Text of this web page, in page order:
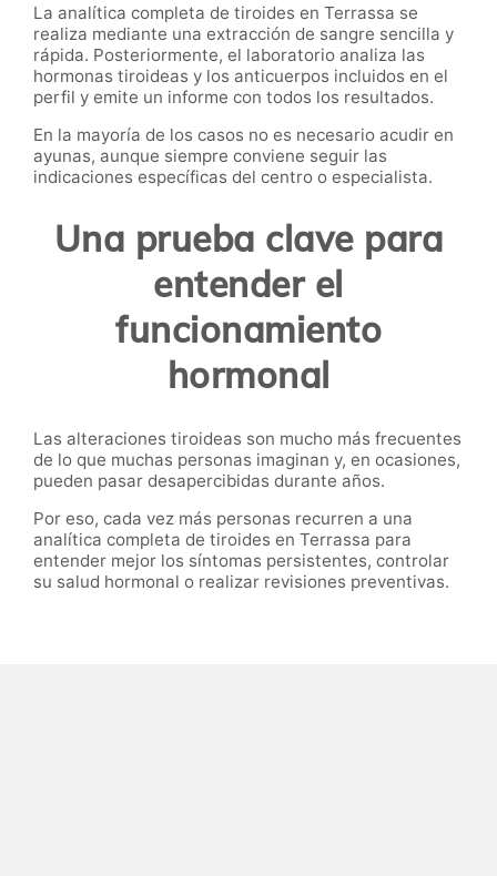
La analítica completa de tiroides en Terrassa se
realiza mediante una extracción de sangre sencilla y
rápida. Posteriormente, el laboratorio analiza las
hormonas tiroideas y los anticuerpos incluidos en el
perfil y emite un informe con todos los resultados.
En la mayoría de los casos no es necesario acudir en
ayunas, aunque siempre conviene seguir las
indicaciones específicas del centro o especialista.
Una prueba clave para
entender el
funcionamiento
hormonal
Las alteraciones tiroideas son mucho más frecuentes
de lo que muchas personas imaginan y, en ocasiones,
pueden pasar desapercibidas durante años.
Por eso, cada vez más personas recurren a una
analítica completa de tiroides en Terrassa para
entender mejor los síntomas persistentes, controlar
su salud hormonal o realizar revisiones preventivas.